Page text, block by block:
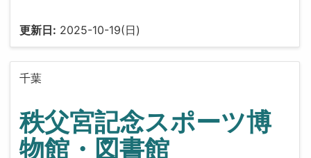
更新日: 2025-10-19(日)
千葉
秩父宮記念スポーツ博
物館・図書館